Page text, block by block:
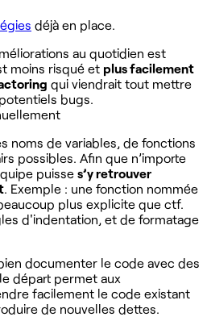
déjà en place.
au quotidien est
moins risqué et plus facilement
qui viendrait tout mettre
bugs.
noms de variables, de fonctions
possibles. Afin que n’importe
puisse s’y retrouver
. Exemple : une fonction nommée
plus explicite que ctf.
d'indentation, et de formatage
documenter le code avec des
départ permet aux
facilement le code existant
de nouvelles dettes.